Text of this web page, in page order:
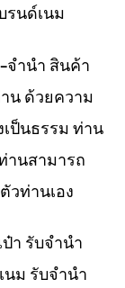
รนด์เนม
จำนำ สินค้า
น ด้วยความ
เป็นธรรม ท่าน
านสามารถ
วท่านเอง
า รับจำนำ
นม รับจำนำ